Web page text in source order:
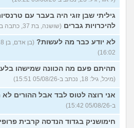
השירות בצה"ל (ניצן, בן 18)
התנשקתי עם מישהו מהבסיס
מרגישה לגבי זה (תמר, בת 20)
אפשרי לקבל מנ״תית בסירוב
בבאקום?
(ליה, בת 20)
מסלול אופק מודיעין - האם
מה לסמן בשאלון העדפות אם
אני לא רוצה קרבי?
גיליתי שבן זוגי היה בעבר עם
להיכרויות גברים (שושנה, בת 37, כתבה ב-05/08/26 16:13)
לא יודע כבר מה לעשות?
16:02)
תהיתם פעם מה הכוונה שמישהו
(מיכל, גיל: 18, נכתב ב-05/08/26 15:51)
אני רוצה לטוס לבד אבל ההורים
ב-05/08/26 15:42)
חימושניק בגדוד הנדסה קרבית פרופיל